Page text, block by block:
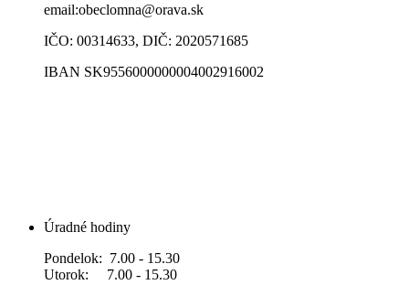
email:obeclomna@orava.sk
IČO: 00314633, DIČ: 2020571685
IBAN SK9556000000004002916002
Úradné hodiny
Pondelok: 7.00 - 15.30
Utorok: 7.00 - 15.30